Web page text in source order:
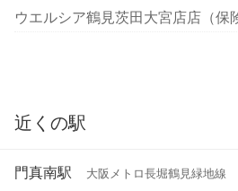
ウエルシア鶴見茨田大宮店店（保
近くの駅
門真南駅 大阪メトロ長堀鶴見緑地線